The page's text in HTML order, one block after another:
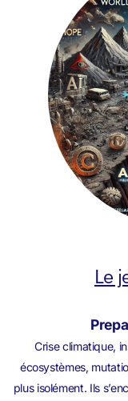
Le
Crise climatique,
écosystèmes,
plus isolément. Ils